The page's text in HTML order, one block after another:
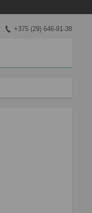
+375 (29) 646-91-38